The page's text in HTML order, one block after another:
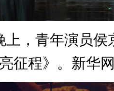
，青年演员侯
征程》。新华